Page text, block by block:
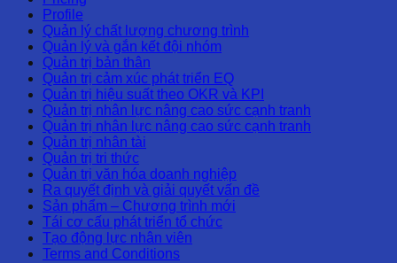
Profile
Quản lý chất lượng chương trình
Quản lý và gắn kết đội nhóm
Quản trị bản thân
Quản trị cảm xúc phát triển EQ
Quản trị hiệu suất theo OKR và KPI
Quản trị nhân lực nâng cao sức cạnh tranh
Quản trị nhân lực nâng cao sức cạnh tranh
Quản trị nhân tài
Quản trị tri thức
Quản trị văn hóa doanh nghiệp
Ra quyết định và giải quyết vấn đề
Sản phẩm – Chương trình mới
Tái cơ cấu phát triển tổ chức
Tạo động lực nhân viên
Terms and Conditions